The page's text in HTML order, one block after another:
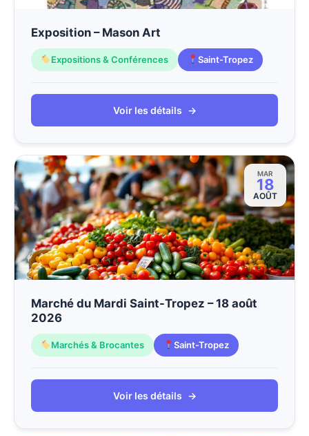
Exposition – Mason Art
Expositions & Conférences Saint-Tropez
Voir les détails →
MAR
18
AOÛT
Marché du Mardi Saint-Tropez – 18 août
2026
Marchés & Brocantes Saint-Tropez
Voir les détails →